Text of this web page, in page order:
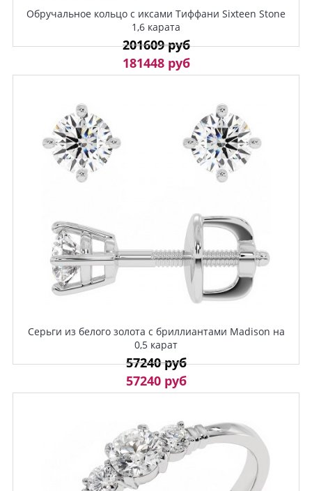
Обручальное кольцо с иксами Тиффани Sixteen Stone
1,6 карата
201609 руб
181448 руб
Серьги из белого золота с бриллиантами Madison на
0,5 карат
57240 руб
57240 руб